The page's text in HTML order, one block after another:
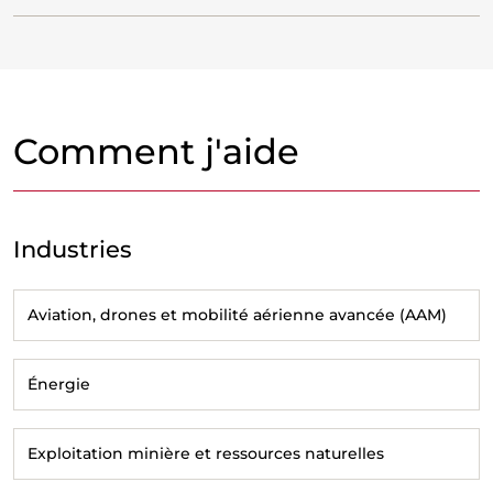
Comment j'aide
Industries
Aviation, drones et mobilité aérienne avancée (AAM)
Énergie
Exploitation minière et ressources naturelles